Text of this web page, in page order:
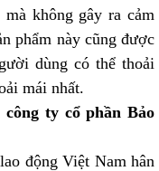
không gây ra cảm
phẩm này cũng được
dùng có thể thoải
mái nhất.
ty cổ phần Bảo
động Việt Nam hân